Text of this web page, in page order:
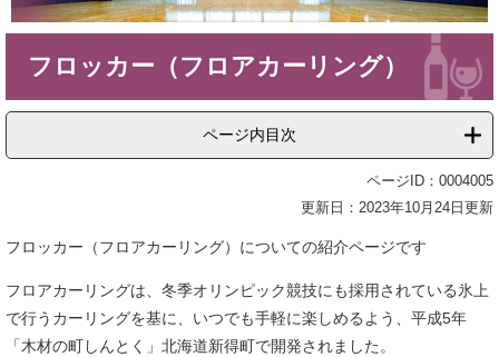
フロッカー（フロアカーリング）
ページ内目次
ページID：0004005
更新日：2023年10月24日更新
フロッカー（フロアカーリング）についての紹介ページです
フロアカーリングは、冬季オリンピック競技にも採用されている氷上
で行うカーリングを基に、いつでも手軽に楽しめるよう、平成5年
「木材の町しんとく」北海道新得町で開発されました。